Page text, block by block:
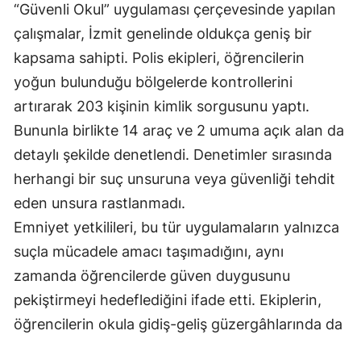
İstanbul
İzmir
Kars
Kastamonu
Kayseri
Kırklareli
Kırşehir
Kocaeli
Konya
Kütahya
“Güvenli Okul” uygulaması çerçevesinde yapılan
çalışmalar, İzmit genelinde oldukça geniş bir
kapsama sahipti. Polis ekipleri, öğrencilerin
yoğun bulunduğu bölgelerde kontrollerini
artırarak 203 kişinin kimlik sorgusunu yaptı.
Bununla birlikte 14 araç ve 2 umuma açık alan da
detaylı şekilde denetlendi. Denetimler sırasında
herhangi bir suç unsuruna veya güvenliği tehdit
eden unsura rastlanmadı.
Emniyet yetkilileri, bu tür uygulamaların yalnızca
suçla mücadele amacı taşımadığını, aynı
zamanda öğrencilerde güven duygusunu
pekiştirmeyi hedeflediğini ifade etti. Ekiplerin,
öğrencilerin okula gidiş-geliş güzergâhlarında da